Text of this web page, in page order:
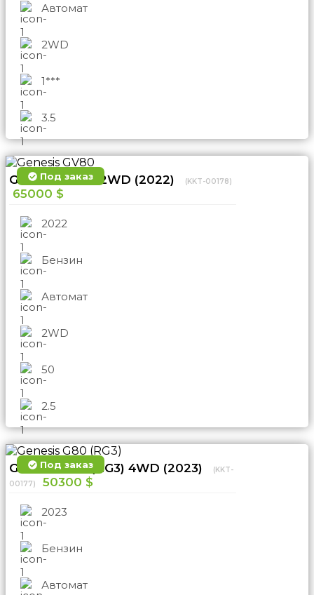
Автомат
2WD
1***
3.5
Под заказ
Genesis GV80 2WD (2022) (KKT-00178)
65000 $
2022
Бензин
Автомат
2WD
50
2.5
Под заказ
Genesis G80 (RG3) 4WD (2023)
(KKT-
00177)
50300 $
2023
Бензин
Автомат